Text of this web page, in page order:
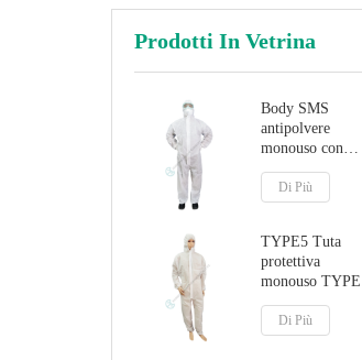
Prodotti In Vetrina
Body SMS
antipolvere
monouso con
cappuccio
Di Più
TYPE5 Tuta
protettiva
monouso TYPE6
Di Più